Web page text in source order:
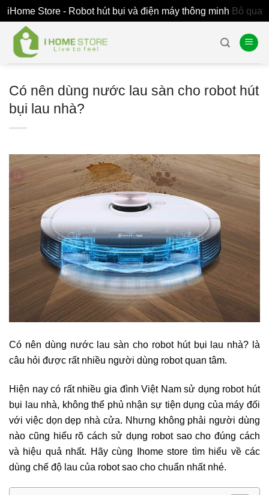
iHome Store - Robot hút bụi và điện máy thông minh Bỏ qua
content
Có nên dùng nước lau sàn cho robot hút
bụi lau nhà?
Có nên dùng nước lau sàn cho robot hút bụi lau nhà? là
câu hỏi được rất nhiều người dùng robot quan tâm.
Hiện nay có rất nhiều gia đình Việt Nam sử dụng robot hút
bụi lau nhà, không thể phủ nhận sự tiện dụng của máy đối
với việc dọn dẹp nhà cửa. Nhưng không phải người dùng
nào cũng hiểu rõ cách sử dụng robot sao cho đúng cách
và hiệu quả nhất. Hãy cùng Ihome store tìm hiểu về các
dùng chế độ lau của robot sao cho chuẩn nhất nhé.